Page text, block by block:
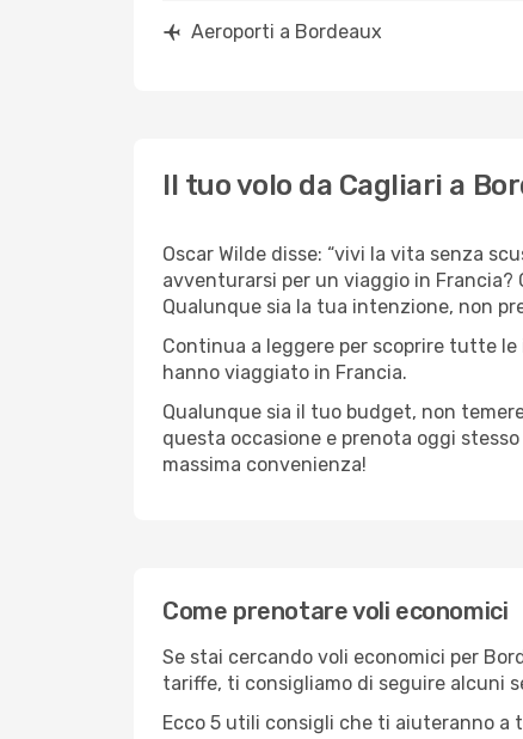
Aeroporti a Bordeaux
Il tuo volo da Cagliari a
Oscar Wilde disse: “vivi la vita senza
avventurarsi per un viaggio in Francia?
Qualunque sia la tua intenzione, non
Continua a leggere per scoprire tutte
hanno viaggiato in Francia.
Qualunque sia il tuo budget, non
questa occasione e prenota oggi
massima convenienza!
Come prenotare voli economici
Se stai cercando voli economici per
tariffe, ti consigliamo di seguire alcuni
Ecco 5 utili consigli che ti aiuteranno a